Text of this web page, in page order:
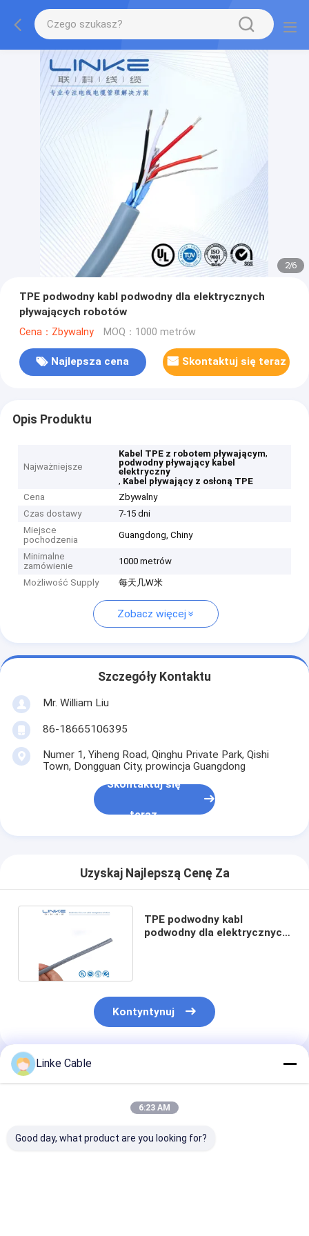
2/6
TPE podwodny kabl podwodny dla elektrycznych
pływających robotów
Cena：Zbywalny MOQ：1000 metrów
Najlepsza cena Skontaktuj się teraz
Opis Produktu
Najważniejsze
Kabel TPE z robotem pływającym,
podwodny pływający kabel
elektryczny
, Kabel pływający z osłoną TPE
Cena
Zbywalny
Czas dostawy
7-15 dni
Miejsce
pochodzenia
Guangdong, Chiny
Minimalne
zamówienie
1000 metrów
Możliwość Supply 每天几W米
Zobacz więcej
Szczegóły Kontaktu
Mr. William Liu
86-18665106395
Numer 1, Yiheng Road, Qinghu Private Park, Qishi
Town, Dongguan City, prowincja Guangdong
Skontaktuj się
teraz
Uzyskaj Najlepszą Cenę Za
TPE podwodny kabl
podwodny dla elektrycznych
Kontyntynuj
Polecane Produkty
Linke Cable
6:23 AM
Good day, what product are you looking for?